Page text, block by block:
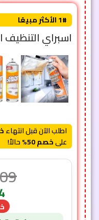
1# الأكثر مبيعًا
اسبراي
اطلب الآن قبل انتهاء
علىخصم 50% حالاً!